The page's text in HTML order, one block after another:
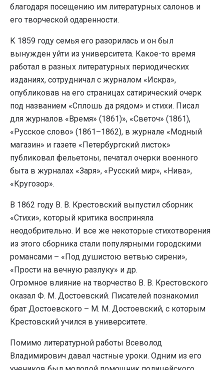
благодаря посещению им литературных салонов и
его творческой одаренности.
К 1859 году семья его разорилась и он был
вынужден уйти из университета. Какое-то время
работал в разных литературных периодических
изданиях, сотрудничал с журналом «Искра»,
опубликовав на его страницах сатирический очерк
под названием «Сплошь да рядом» и стихи. Писал
для журналов «Время» (1861)», «Светоч» (1861),
«Русское слово» (1861–1862), в журнале «Модный
магазин» и газете «Петербургский листок»
публиковал фельетоны, печатал очерки военного
быта в журналах «Заря», «Русский мир», «Нива»,
«Кругозор».
В 1862 году В. В. Крестовский выпустил сборник
«Стихи», который критика восприняла
неодобрительно. И все же некоторые стихотворения
из этого сборника стали популярными городскими
романсами – «Под душистою ветвью сирени»,
«Прости на вечную разлуку» и др.
Огромное влияние на творчество В. В. Крестовского
оказал Ф. М. Достоевский. Писателей познакомил
брат Достоевского – М. М. Достоевский, с которым
Крестовский учился в университете.
Помимо литературной работы Всеволод
Владимирович давал частные уроки. Одним из его